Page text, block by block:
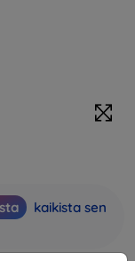
kaikista sen